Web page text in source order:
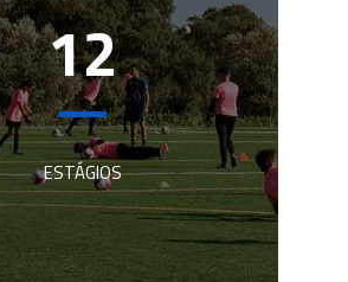
12
ESTÁGIOS